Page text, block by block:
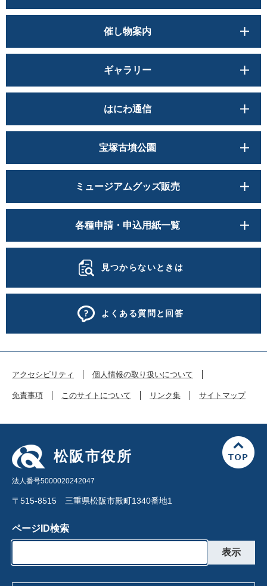
催し物案内
ギャラリー
はにわ通信
宝塚古墳公園
ミュージアムグッズ販売
各種申請・申込用紙一覧
見つからないときは
よくある質問と回答
アクセシビリティ 個人情報の取り扱いについて
免責事項 このサイトについて リンク集 サイトマップ
松阪市役所
法人番号5000020242047
〒515-8515 三重県松阪市殿町1340番地1
ページID検索